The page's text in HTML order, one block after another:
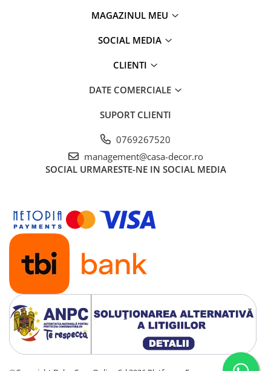
MAGAZINUL MEU
SOCIAL MEDIA
CLIENTI
DATE COMERCIALE
SUPORT CLIENTI
0769267520
management@casa-decor.ro
SOCIAL URMARESTE-NE IN SOCIAL MEDIA